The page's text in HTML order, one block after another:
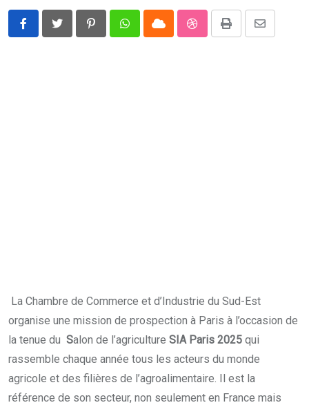
PinterestWhatsappCloud StumbleUpon
Print
Share
La Chambre de Commerce et d’Industrie du Sud-Est
organise une mission de prospection à Paris à l’occasion de
la tenue du Salon de l’agriculture SIA Paris 2025 qui
rassemble chaque année tous les acteurs du monde
agricole et des filières de l’agroalimentaire. Il est la
référence de son secteur, non seulement en France mais